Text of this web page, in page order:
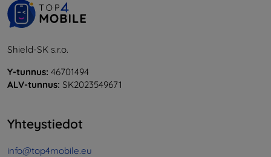
Shield-SK s.r.o.
Y-tunnus: 46701494
ALV-tunnus: SK2023549671
Yhteystiedot
info@top4mobile.eu